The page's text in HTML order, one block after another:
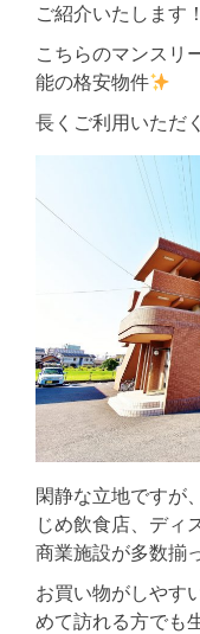
ご紹介いたします！
こちらのマンスリ
能の格安物件
長くご利用いただ
閑静な立地ですが
じめ飲食店、ディ
商業施設が多数揃
お買い物がしやす
めて訪れる方でも